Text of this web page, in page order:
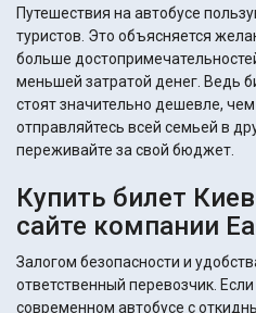
Путешествия на автобусе
туристов. Это объясняется
больше
меньшей затратой денег. Ведь
стоят значительно дешевле,
отправляйтесь всей семьей в
переживайте за свой бюджет.
Купить билет
сайте компании
Залогом безопасности и
ответственный перевозчик.
современном автобусе с